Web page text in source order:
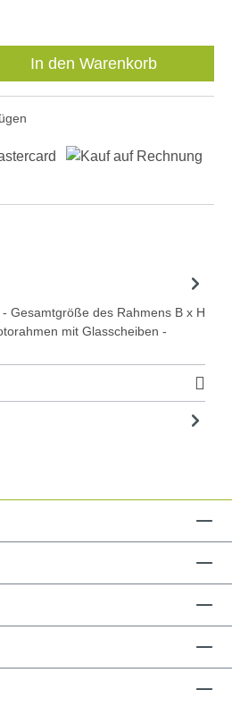
den gewünschten
In den Warenkorb
Gesamtgröße des Rahmens B x H
mit Glasscheiben -